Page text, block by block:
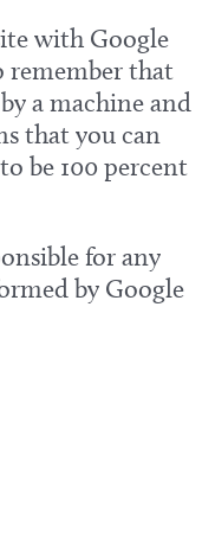
with Google
that
a machine and
that you can
be 100 percent
for any
by Google